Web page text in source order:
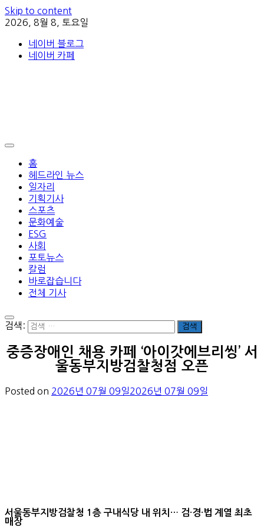
Skip to content
2026, 8월 8, 토요일
네이버 블로그
네이버 카페
홈
헤드라인 뉴스
일자리
기획기사
스포츠
문화예술
ESG
사회
포토뉴스
칼럼
바로잡습니다
전체 기사
검색:
중증장애인 채용 카페 ‘아이갓에브리씽’ 서
울동부지방검찰청점 오픈
Posted on 2026년 07월 09일2026년 07월 09일
서울동부지방검찰청 1층 구내식당 내 위치… 검·경·법 계열 최초
매장